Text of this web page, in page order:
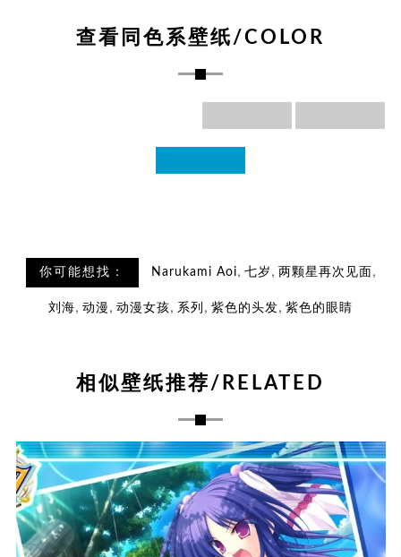
查看同色系壁纸/COLOR
你可能想找： Narukami Aoi, 七岁 , 两颗星再次见面 ,
刘海, 动漫 , 动漫女孩, 系列 , 紫色的头发, 紫色的眼睛
相似壁纸推荐/RELATED